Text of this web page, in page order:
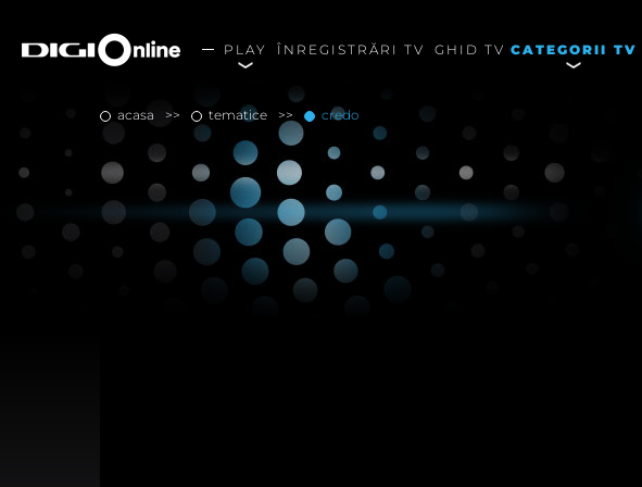
PLAY ÎNREGISTRĂRI TV GHID TV CATEGORII TV
acasa tematice credo